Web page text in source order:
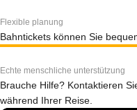
Flexible planung
Bahntickets können Sie
Echte menschliche unterstützung
Brauche Hilfe? Kontaktieren
während Ihrer Reise.